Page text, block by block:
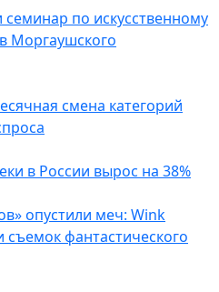
по искусственному
Моргаушского
смена категорий
в России вырос на 38%
опустили меч: Wink
фантастического